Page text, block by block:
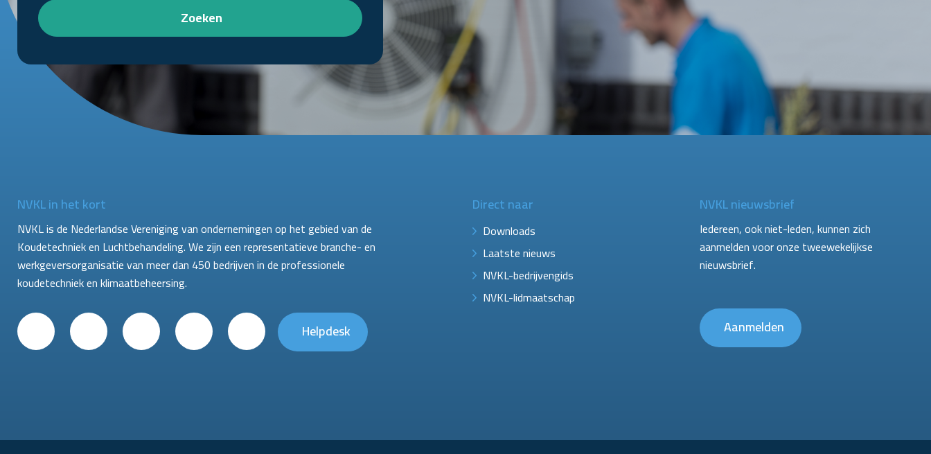
Zoeken
NVKL in het kort
NVKL is de Nederlandse Vereniging van ondernemingen op het gebied van de
Koudetechniek en Luchtbehandeling. We zijn een representatieve branche- en
werkgeversorganisatie van meer dan 450 bedrijven in de professionele
koudetechniek en klimaatbeheersing.
Helpdesk
Direct naar
Downloads
Laatste nieuws
NVKL-bedrijvengids
NVKL-lidmaatschap
NVKL nieuwsbrief
Iedereen, ook niet-leden, kunnen zich
aanmelden voor onze tweewekelijkse
nieuwsbrief.
Aanmelden